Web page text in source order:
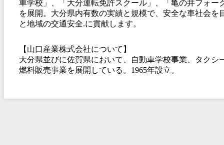
車学校」、「大分運転免許スクール」、「亀の井フォー
を展開。大分県内有数の実績と規模で、安全な車社会を
と地域の交通安全.に貢献します。
【山口産業株式会社について】
大分県並びに佐賀県において、自動車学校事業、タクシ
燃料販売事業を展開している。1965年設立。